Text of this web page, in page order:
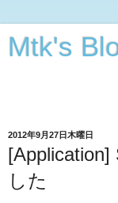
Mtk's
2012年9月27日木曜日
[Application]
した